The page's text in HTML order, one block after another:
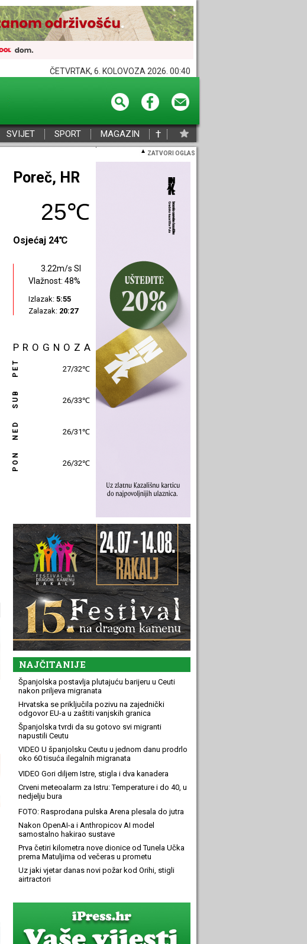
ČETVRTAK, 6. KOLOVOZA 2026. 00:40
SVIJET SPORT MAGAZIN †
ZATVORI OGLAS
Poreč, HR
25℃
Osjećaj 24℃
3.22m/s SI
Vlažnost: 48%
Izlazak: 5:55
Zalazak: 20:27
PROGNOZA
PET 27/32℃
SUB 26/33℃
NED 26/31℃
PON 26/32℃
NAJČITANIJE
Španjolska postavlja plutajuću barijeru u Ceuti
nakon priljeva migranata
Hrvatska se priključila pozivu na zajednički
odgovor EU-a u zaštiti vanjskih granica
Španjolska tvrdi da su gotovo svi migranti
napustili Ceutu
VIDEO U španjolsku Ceutu u jednom danu prodrlo
oko 60 tisuća ilegalnih migranata
VIDEO Gori diljem Istre, stigla i dva kanadera
Crveni meteoalarm za Istru: Temperature i do 40, u
nedjelju bura
FOTO: Rasprodana pulska Arena plesala do jutra
Nakon OpenAI-a i Anthropicov AI model
samostalno hakirao sustave
Prva četiri kilometra nove dionice od Tunela Učka
prema Matuljima od večeras u prometu
Uz jaki vjetar danas novi požar kod Orihi, stigli
airtractori